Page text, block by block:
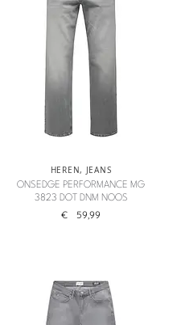
HEREN, JEANS
ONSEDGE PERFORMANCE MG
3823 DOT DNM NOOS
€ 59,99